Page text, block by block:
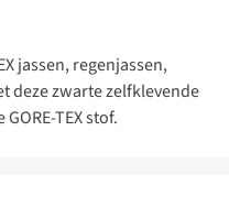
jassen, regenjassen,
deze zwarte zelfklevende
TEX stof.